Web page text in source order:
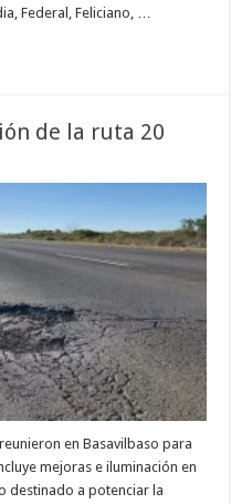
Federal, Feliciano, …
de la ruta 20
en Basavilbaso para
mejoras e iluminación en
destinado a potenciar la